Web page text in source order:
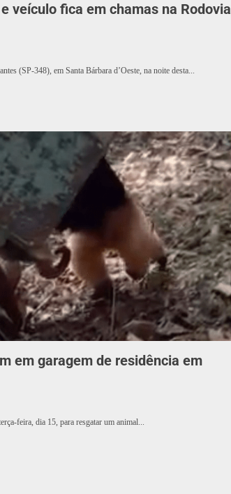
veículo fica em chamas na Rodovia
(SP-348), em Santa Bárbara d’Oeste, na noite desta...
em garagem de residência em
feira, dia 15, para resgatar um animal...